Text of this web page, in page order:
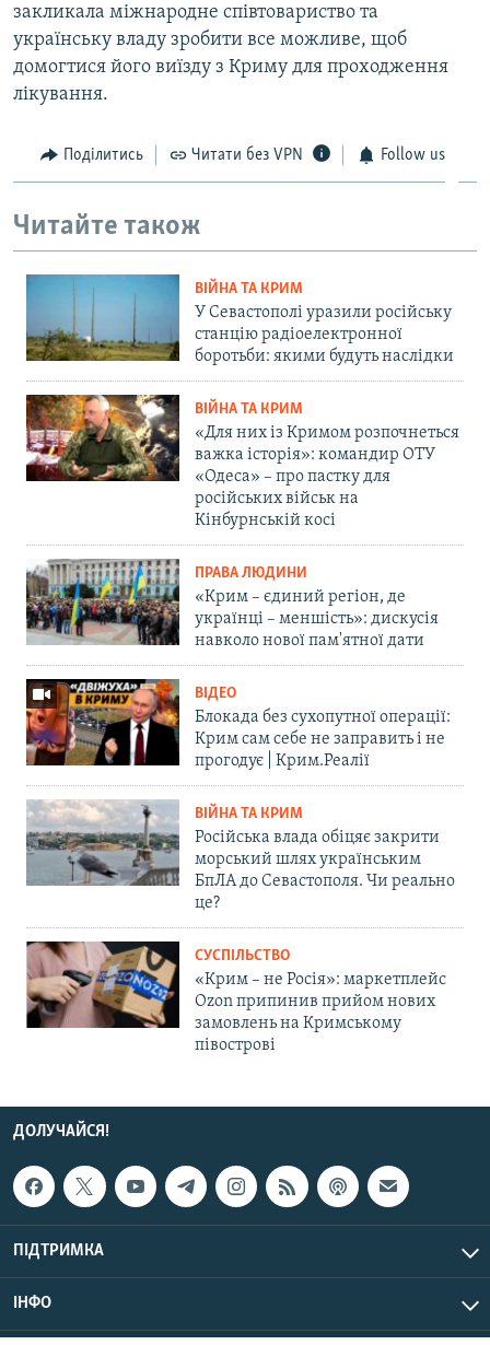
закликала міжнародне співтовариство та
українську владу зробити все можливе, щоб
домогтися його виїзду з Криму для проходження
лікування.
Поділитись Читати без VPN Follow us
Читайте також
ВІЙНА ТА КРИМ
У Севастополі уразили російську
станцію радіоелектронної
боротьби: якими будуть наслідки
ВІЙНА ТА КРИМ
«Для них із Кримом розпочнеться
важка історія»: командир ОТУ
«Одеса» – про пастку для
російських військ на
Кінбурнській косі
ПРАВА ЛЮДИНИ
«Крим – єдиний регіон, де
українці – меншість»: дискусія
навколо нової пам'ятної дати
ВІДЕО
Блокада без сухопутної операції:
Крим сам себе не заправить і не
прогодує | Крим.Реалії
ВІЙНА ТА КРИМ
Російська влада обіцяє закрити
морський шлях українським
БпЛА до Севастополя. Чи реально
це?
СУСПІЛЬСТВО
«Крим – не Росія»: маркетплейс
Ozon припинив прийом нових
замовлень на Кримському
півострові
ДОЛУЧАЙСЯ!
ПІДТРИМКА
ІНФО